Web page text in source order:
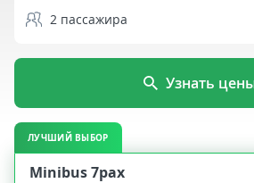
2 пассажира
Узнать
ЛУЧШИЙ ВЫБОР
Minibus 7pax